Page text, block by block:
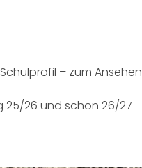
– zum Ansehen
25/26 und schon 26/27